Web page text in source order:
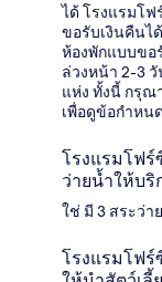
ได้ โรงแรมโ
ขอรับเงินคืนไ
ห้องพักแบบขอ
ล่วงหน้า 2-3
แห่ง ทั้งนี้ กรุณ
เพื่อดูข้อกำหน
โรงแรมโฟร์
ว่ายน้ำให้บริ
ใช่ มี 3 สระว่า
โรงแรมโฟ